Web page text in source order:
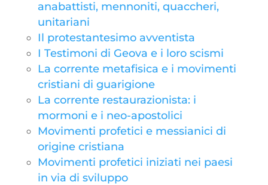
anabattisti, mennoniti, quaccheri,
unitariani
Il protestantesimo avventista
I Testimoni di Geova e i loro scismi
La corrente metafisica e i movimenti
cristiani di guarigione
La corrente restaurazionista: i
mormoni e i neo-apostolici
Movimenti profetici e messianici di
origine cristiana
Movimenti profetici iniziati nei paesi
in via di sviluppo